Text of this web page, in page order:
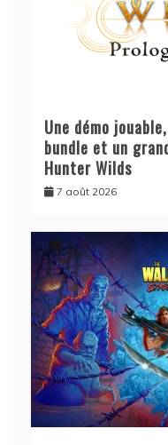
Une démo
bundle et un
Hunter Wilds
7 août 2026